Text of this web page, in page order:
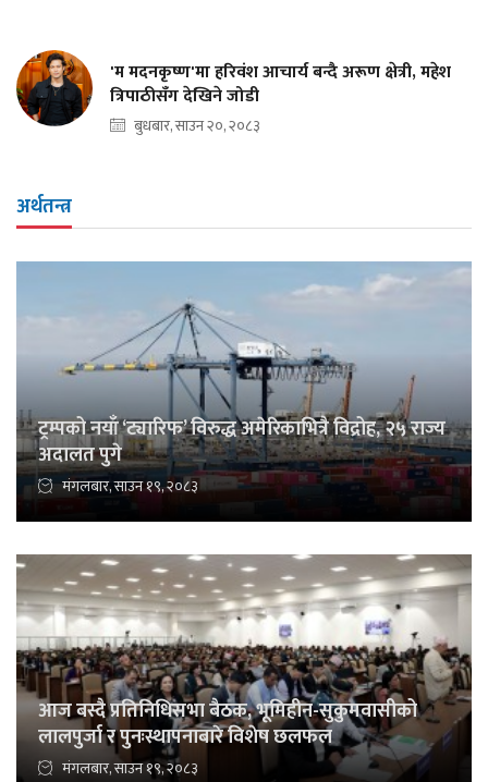
'म मदनकृष्ण'मा हरिवंश आचार्य बन्दै अरूण क्षेत्री, महेश
त्रिपाठीसँग देखिने जोडी
बुधबार, साउन २०, २०८३
अर्थतन्त्र
ट्रम्पको नयाँ ‘ट्यारिफ’ विरुद्ध अमेरिकाभित्रै विद्रोह, २५ राज्य
अदालत पुगे
मंगलबार, साउन १९, २०८३
आज बस्दै प्रतिनिधिसभा बैठक, भूमिहीन-सुकुमवासीको
लालपुर्जा र पुनःस्थापनाबारे विशेष छलफल
मंगलबार, साउन १९, २०८३